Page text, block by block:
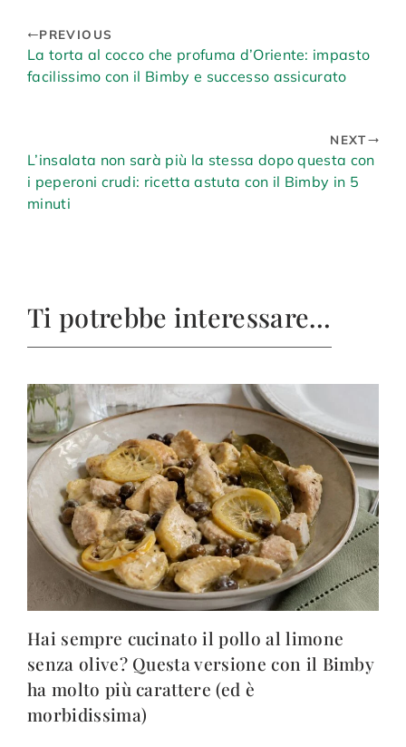
PREVIOUS
La torta al cocco che profuma d’Oriente: impasto
facilissimo con il Bimby e successo assicurato
NEXT
L’insalata non sarà più la stessa dopo questa con
i peperoni crudi: ricetta astuta con il Bimby in 5
minuti
Ti potrebbe interessare…
Hai sempre cucinato il pollo al limone
senza olive? Questa versione con il Bimby
ha molto più carattere (ed è
morbidissima)